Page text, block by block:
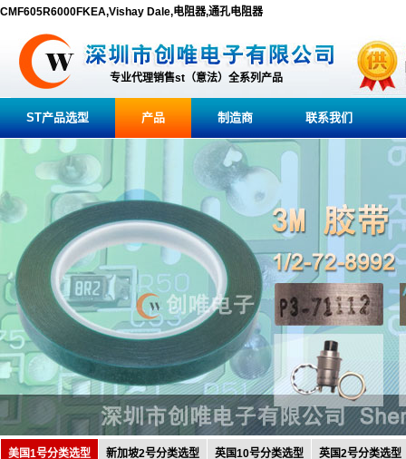
CMF605R6000FKEA,Vishay Dale,电阻器,通孔电阻器
专业代理销售st（意法）全系列产品
ST产品选型 产品 制造商 联系我们
美国1号分类选型 新加坡2号分类选型 英国10号分类选型 英国2号分类选型